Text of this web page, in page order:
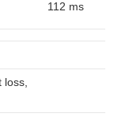
112 ms
loss,